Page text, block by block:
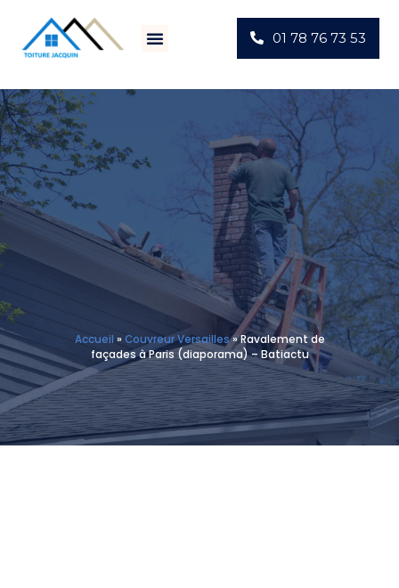
01 78 76 73 53
Accueil » Couvreur Versailles»Ravalement de
façades à Paris (diaporama) – Batiactu